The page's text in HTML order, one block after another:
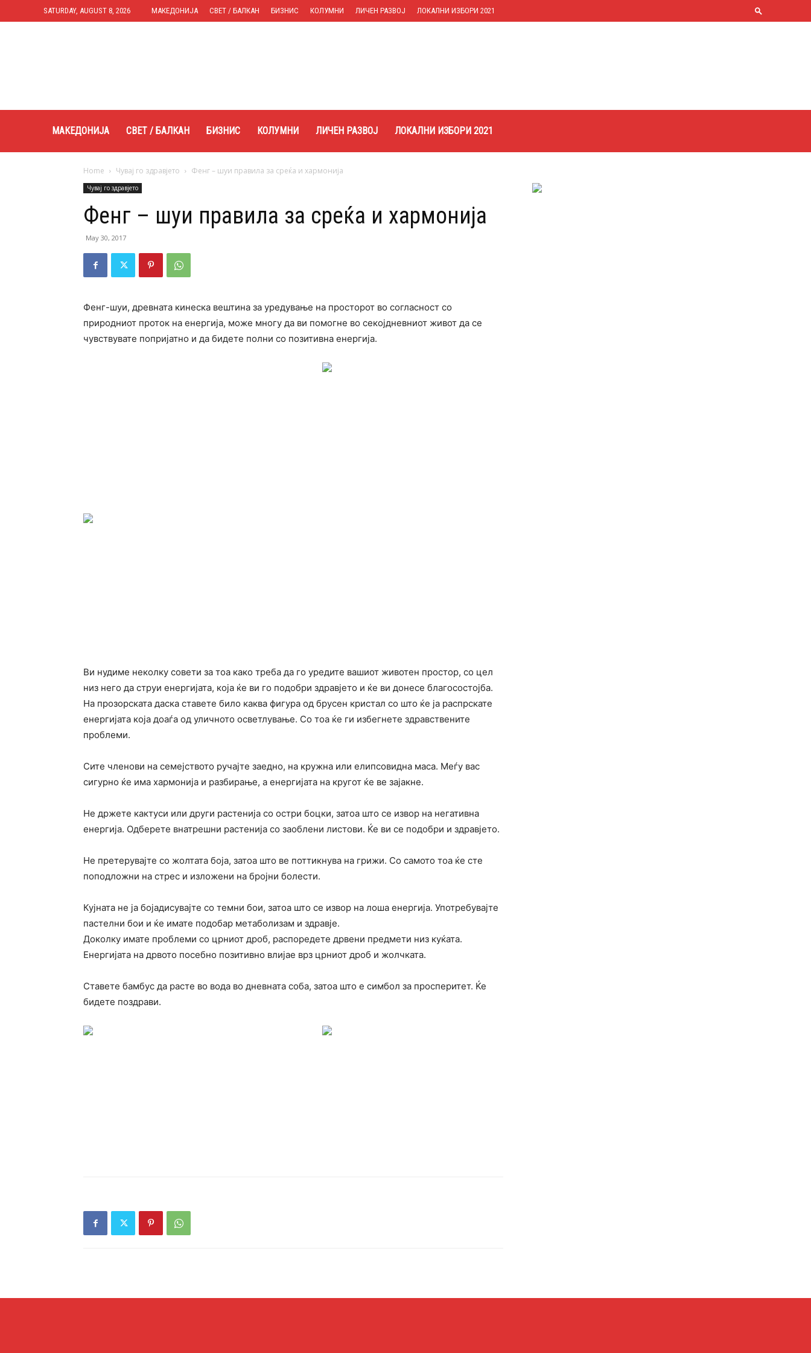
SATURDAY, AUGUST 8, 2026 МАКЕДОНИЈА СВЕТ / БАЛКАН БИЗНИС КОЛУМНИ ЛИЧЕН РАЗВОЈ ЛОКАЛНИ ИЗБОРИ 2021
МАКЕДОНИЈА СВЕТ / БАЛКАН БИЗНИС КОЛУМНИ ЛИЧЕН РАЗВОЈ ЛОКАЛНИ ИЗБОРИ 2021
Home Чувај го здравјето Фенг – шуи правила за среќа и хармонија
Чувај го здравјето
Фенг – шуи правила за среќа и хармонија
May 30, 2017
Фенг-шуи, древната кинеска вештина за уредување на просторот во согласност со
природниот проток на енергија, може многу да ви помогне во секојдневниот живот да се
чувствувате попријатно и да бидете полни со позитивна енергија.
Ви нудиме неколку совети за тоа како треба да го уредите вашиот животен простор, со цел
низ него да струи енергијата, која ќе ви го подобри здравјето и ќе ви донесе благосостојба.
На прозорската даска ставете било каква фигура од брусен кристал со што ќе ја распрскате
енергијата која доаѓа од уличното осветлување. Со тоа ќе ги избегнете здравствените
проблеми.
Сите членови на семејството ручајте заедно, на кружна или елипсовидна маса. Меѓу вас
сигурно ќе има хармонија и разбирање, а енергијата на кругот ќе ве зајакне.
Не држете кактуси или други растенија со остри боцки, затоа што се извор на негативна
енергија. Одберете внатрешни растенија со заоблени листови. Ќе ви се подобри и здравјето.
Не претерувајте со жолтата боја, затоа што ве поттикнува на грижи. Со самото тоа ќе сте
поподложни на стрес и изложени на бројни болести.
Кујната не ја бојадисувајте со темни бои, затоа што се извор на лоша енергија. Употребувајте
пастелни бои и ќе имате подобар метаболизам и здравје.
Доколку имате проблеми со црниот дроб, распоредете дрвени предмети низ куќата.
Енергијата на дрвото посебно позитивно влијае врз црниот дроб и жолчката.
Ставете бамбус да расте во вода во дневната соба, затоа што е симбол за просперитет. Ќе
бидете поздрави.